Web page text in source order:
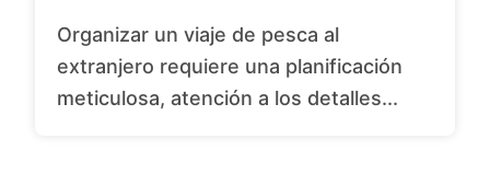
Organizar un viaje de pesca al
extranjero requiere una planificación
meticulosa, atención a los detalles...